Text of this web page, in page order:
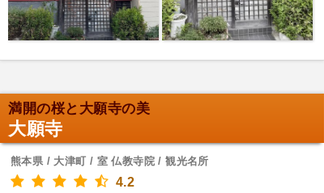
満開の桜と大願寺の美
大願寺
熊本県 / 大津町 / 室 仏教寺院 / 観光名所
4.2